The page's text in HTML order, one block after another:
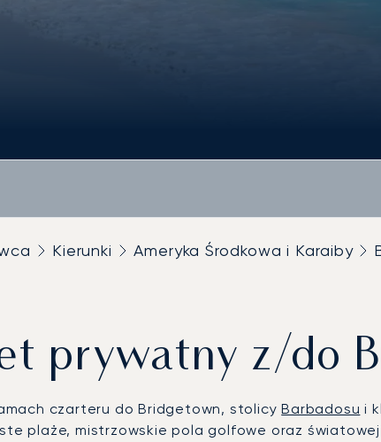
Kierunki Ameryka Środkowa i Karaiby
prywatny z/do
czarteru do Bridgetown, stolicyBarbadosu i
plaże, mistrzowskie pola golfowe oraz